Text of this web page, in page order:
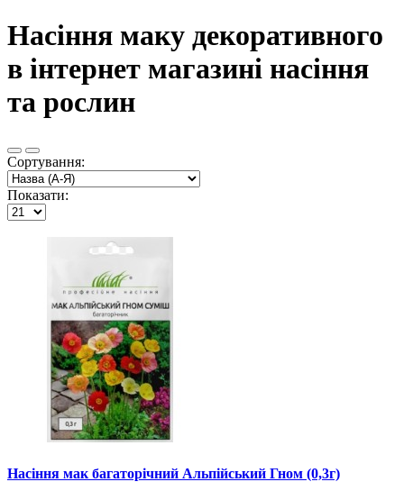
Насіння маку декоративного
в інтернет магазині насіння
та рослин
Сортування:
Показати:
Насіння мак багаторічний Альпійський Гном (0,3г)